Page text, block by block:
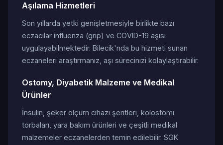
Aşılama Hizmetleri
Son yıllarda yetki genişletmesiyle birlikte bazı
eczacılar influenza (grip) ve COVID-19 aşısı
uygulayabilmektedir. Bilecik'nda bu hizmeti sunan
eczaneleri araştırmanız, aşı sürecinizi kolaylaştırabilir.
Ostomy, Diyabetik Malzeme ve Medikal
Ürünler
İnsülin, şeker ölçüm cihazı şeritleri, kolostomi
torbaları, yara bakım ürünleri ve çeşitli medikal
malzemeler eczanelerden temin edilebilir. SGK